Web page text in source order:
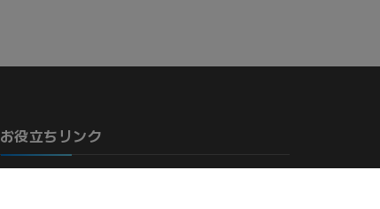
お役立ちリンク